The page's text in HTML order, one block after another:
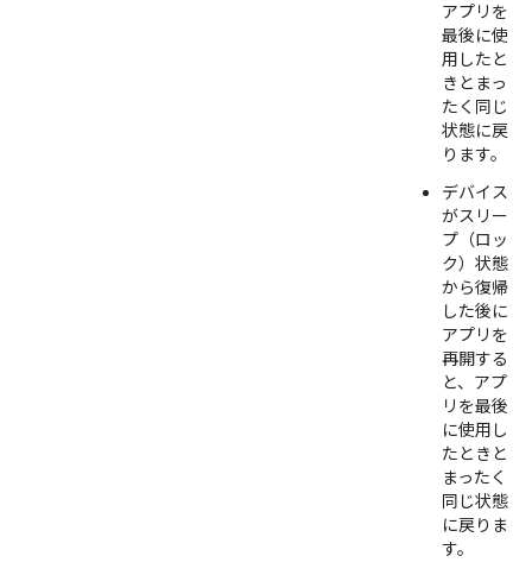
アプリを
最後に使
用したと
きとまっ
たく同じ
状態に戻
ります。
デバイス
がスリー
プ（ロッ
ク）状態
から復帰
した後に
アプリを
再開する
と、アプ
リを最後
に使用し
たときと
まったく
同じ状態
に戻りま
す。